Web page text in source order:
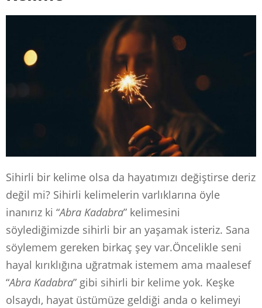
Sihirli bir kelime olsa da hayatımızı değiştirse deriz
değil mi? Sihirli kelimelerin varlıklarına öyle
inanırız ki “Abra Kadabra” kelimesini
söylediğimizde sihirli bir an yaşamak isteriz. Sana
söylemem gereken birkaç şey var.Öncelikle seni
hayal kırıklığına uğratmak istemem ama maalesef
“Abra Kadabra” gibi sihirli bir kelime yok. Keşke
olsaydı, hayat üstümüze geldiği anda o kelimeyi